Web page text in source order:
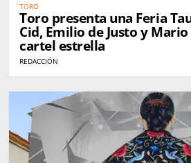
TORO
Toro presenta una Feria
Cid, Emilio de Justo y
cartel estrella
REDACCIÓN